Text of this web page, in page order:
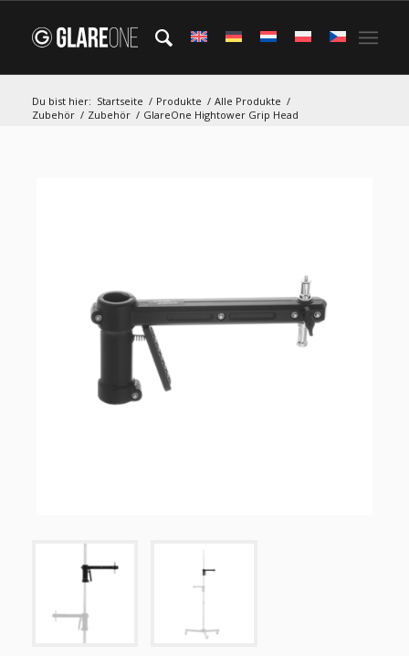
Du bist hier: Startseite / Produkte / Alle Produkte /
Zubehör / Zubehör / GlareOne Hightower Grip Head